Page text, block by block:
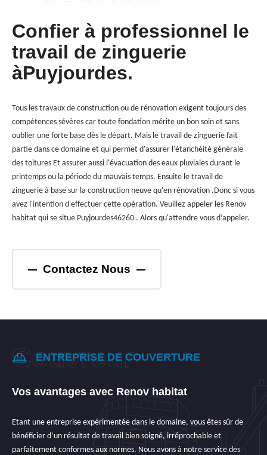
Confier à professionnel le
travail de zinguerie
àPuyjourdes.
Tous les travaux de construction ou de rénovation exigent toujours des
compétences sévères car toute fondation mérite un bon soin et sans
oublier une forte base dès le départ. Mais le travail de zinguerie fait
partie dans ce domaine et qui permet d'assurer l'étanchéité générale
des toitures Et assurer aussi l'évacuation des eaux pluviales durant le
printemps ou la période du mauvais temps. Ensuite le travail de
zinguerie à base sur la construction neuve qu'en rénovation .Donc si vous
avez l'intention d'effectuer cette opération. Veuillez appeler les Renov
habitat qui se situe Puyjourdes46260 . Alors qu'attendre vous d’appeler.
Contactez Nous
ENTREPRISE DE COUVERTURE
Vos avantages avec Renov habitat
Etant une entreprise expérimentée dans le domaine, vous êtes sûr de
bénéficier d’un résultat de travail bien soigné, irréprochable et
parfaitement conformes aux normes. Nous avons à notre service des